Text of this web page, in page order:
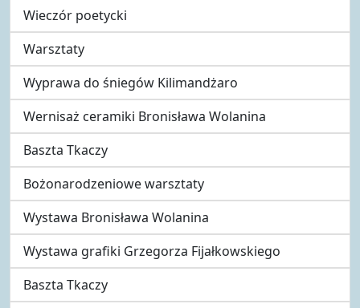
Wieczór poetycki
Warsztaty
Wyprawa do śniegów Kilimandżaro
Wernisaż ceramiki Bronisława Wolanina
Baszta Tkaczy
Bożonarodzeniowe warsztaty
Wystawa Bronisława Wolanina
Wystawa grafiki Grzegorza Fijałkowskiego
Baszta Tkaczy